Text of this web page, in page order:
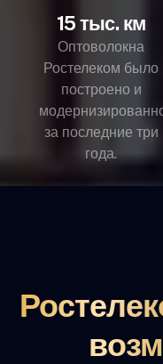
15 тыс. км
Оптоволокна
Ростелеком было
построено и
за последние три
года.